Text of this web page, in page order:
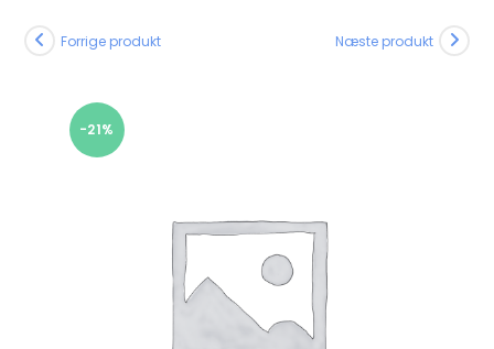
-21%
Forrige produkt Næste produkt